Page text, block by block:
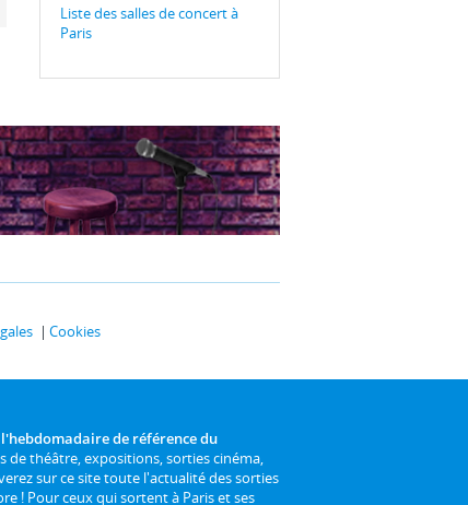
Liste des salles de concert à
Paris
Cookies
l'hebdomadaire de référence du
de théâtre, expositions, sorties cinéma,
sur ce site toute l'actualité des sorties
! Pour ceux qui sortent à Paris et ses